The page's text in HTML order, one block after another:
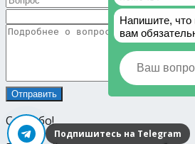
Подпишитесь на Telegram
Спасибо!